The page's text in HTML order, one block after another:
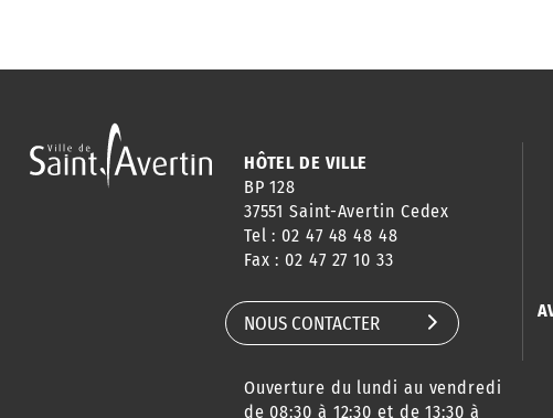
HÔTEL DE VILLE
BP 128
37551 Saint-Avertin Cedex
Tel : 02 47 48 48 48
Fax : 02 47 27 10 33
NOUS CONTACTER
Ouverture du lundi au vendredi
de 08:30 à 12:30 et de 13:30 à